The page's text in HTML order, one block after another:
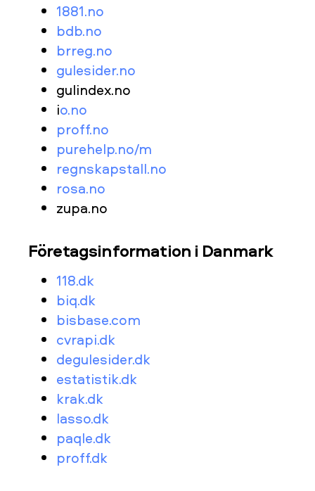
1881.no
bdb.no
brreg.no
gulesider.no
gulindex.no
io.no
proff.no
purehelp.no/m
regnskapstall.no
rosa.no
zupa.no
Företagsinformation i Danmark
118.dk
biq.dk
bisbase.com
cvrapi.dk
degulesider.dk
estatistik.dk
krak.dk
lasso.dk
paqle.dk
proff.dk